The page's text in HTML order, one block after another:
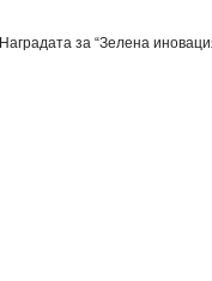
Наградата за “Зелена